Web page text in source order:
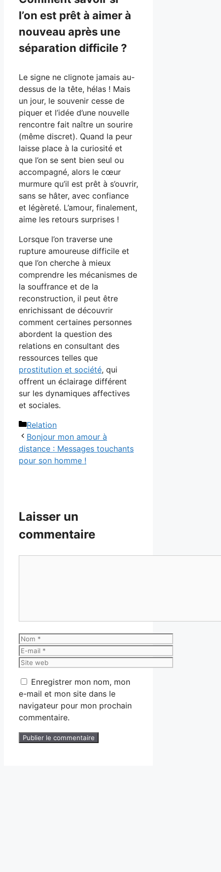
l’on est prêt à aimer à
nouveau après une
séparation difficile ?
Le signe ne clignote jamais au-
dessus de la tête, hélas ! Mais
un jour, le souvenir cesse de
piquer et l’idée d’une nouvelle
rencontre fait naître un sourire
(même discret). Quand la peur
laisse place à la curiosité et
que l’on se sent bien seul ou
accompagné, alors le cœur
murmure qu’il est prêt à s’ouvrir,
sans se hâter, avec confiance
et légèreté. L’amour, finalement,
aime les retours surprises !
Lorsque l’on traverse une
rupture amoureuse difficile et
que l’on cherche à mieux
comprendre les mécanismes de
la souffrance et de la
reconstruction, il peut être
enrichissant de découvrir
comment certaines personnes
abordent la question des
relations en consultant des
ressources telles que
prostitution et société, qui
offrent un éclairage différent
sur les dynamiques affectives
et sociales.
Catégories
Relation
Bonjour mon amour à
distance : Messages touchants
pour son homme !
Laisser un
commentaire
Nom
E-
mail
Site
Enregistrer mon nom, mon
e-mail et mon site dans le
navigateur pour mon prochain
commentaire.